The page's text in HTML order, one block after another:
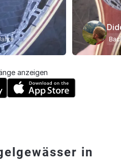
anzeigen
in